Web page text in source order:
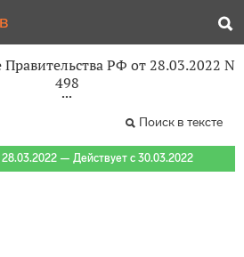
РФ от 28.03.2022 N
498
Поиск в тексте
— Действует с 30.03.2022